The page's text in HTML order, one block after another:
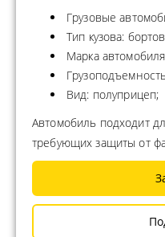
Грузовые
Тип кузова:
Марка
Вид: полуприцеп;
Автомобиль подходит
требующих защиты от